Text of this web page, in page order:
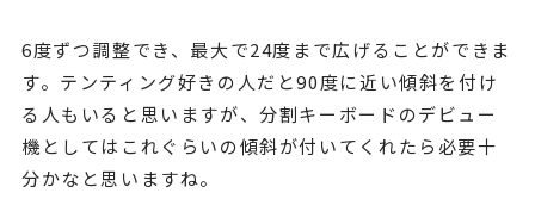
6度ずつ調整でき、最大で24度まで広げることができま
す。テンティング好きの人だと90度に近い傾斜を付け
る人もいると思いますが、分割キーボードのデビュー
機としてはこれぐらいの傾斜が付いてくれたら必要十
分かなと思いますね。